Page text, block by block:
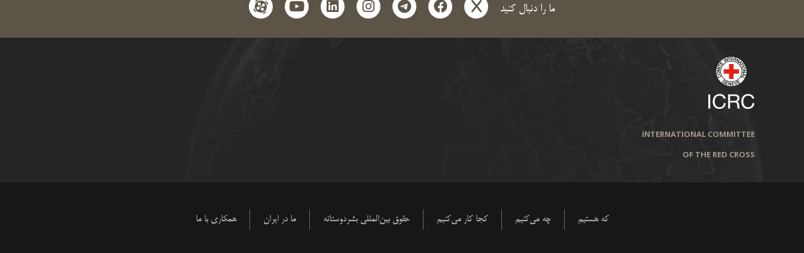
ما را دنبال کنید x
facebook
telegram
instagram
linkedin
youtube
aparat
INTERNATIONAL COMMITTEE
OF THE RED CROSS
که هستیم چه می‌کنیم کجا کار می‌کنیم حقوق بین‌المللی بشردوستانه ما در ایران همکاری با ما